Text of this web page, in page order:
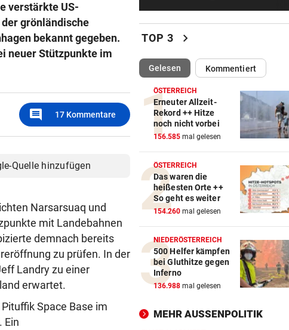
verstärkte US-
grönländische
bekannt gegeben.
neuer Stützpunkte im
comment 17 Kommentare
Quelle hinzufügen
Narsarsuaq und
mit Landebahnen
demnach bereits
zu prüfen. In der
Landry zu einer
erwartet.
Space Base im
Ein
„Auf das Foto bin ich stolz –
die Gelbe auch“
Cobra stürmt Dorotheum,
verschwunden
TROTZ FIFA-RÜCKZIEHER
Knallhart! UEFA droht schon
wieder mit WM-Boykott
„Habe Fiakerlied mit dem
Bürgermeister gesungen“
2. LIGA
Wacker fordert den großen
Aufstiegsfavoriten
FIFA IN DER KRITIK
Wie Infantino jetzt in den
TOP 3 chevron_right
Gelesen(ausgewählt)Kommentiert
ÖSTERREICH
Erneuter Allzeit-
Rekord ++ Hitze
noch nicht vorbei
156.585 mal gelesen
ÖSTERREICH
Das waren die
heißesten Orte ++
So geht es weiter
154.260 mal gelesen
NIEDERÖSTERREICH
500 Helfer kämpfen
bei Gluthitze gegen
Inferno
136.988 mal gelesen
MEHR AUSSENPOLITIK